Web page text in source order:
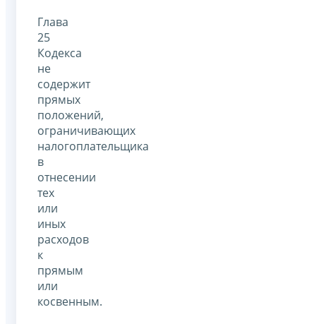
Глава
25
Кодекса
не
содержит
прямых
положений,
ограничивающих
налогоплательщика
в
отнесении
тех
или
иных
расходов
к
прямым
или
косвенным.